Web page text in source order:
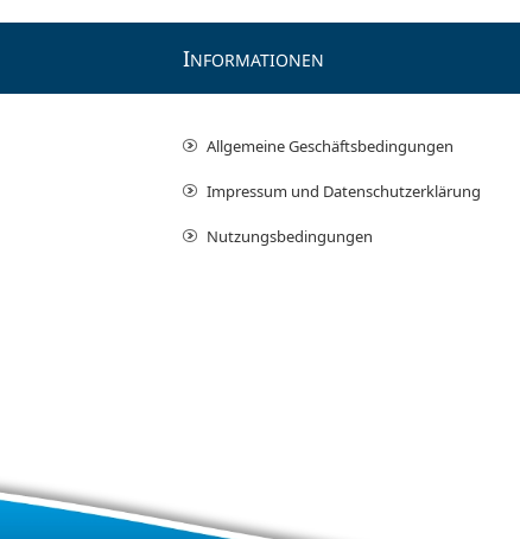
INFORMATIONEN
Allgemeine Geschäftsbedingungen
Impressum und Datenschutzerklärung
Nutzungsbedingungen